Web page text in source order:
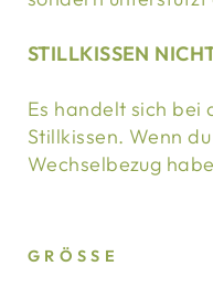
STILLKISSEN
Es handelt sich bei
Stillkissen. Wenn
Wechselbezug
GRÖSSE